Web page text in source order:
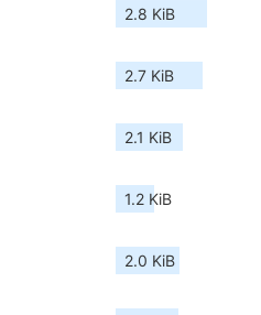
2.8 KiB
2.7 KiB
2.1 KiB
1.2 KiB
2.0 KiB